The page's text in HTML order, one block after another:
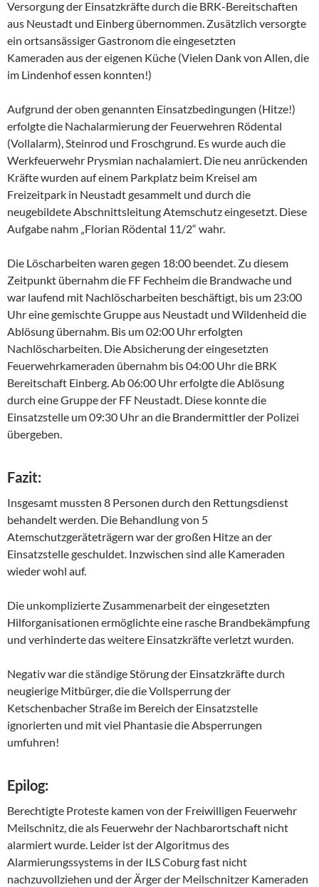
Versorgung der Einsatzkräfte durch die BRK-Bereitschaften
aus Neustadt und Einberg übernommen. Zusätzlich versorgte
ein ortsansässiger Gastronom die eingesetzten
Kameraden aus der eigenen Küche (Vielen Dank von Allen, die
im Lindenhof essen konnten!)
Aufgrund der oben genannten Einsatzbedingungen (Hitze!)
erfolgte die Nachalarmierung der Feuerwehren Rödental
(Vollalarm), Steinrod und Froschgrund. Es wurde auch die
Werkfeuerwehr Prysmian nachalamiert. Die neu anrückenden
Kräfte wurden auf einem Parkplatz beim Kreisel am
Freizeitpark in Neustadt gesammelt und durch die
neugebildete Abschnittsleitung Atemschutz eingesetzt. Diese
Aufgabe nahm „Florian Rödental 11/2“ wahr.
Die Löscharbeiten waren gegen 18:00 beendet. Zu diesem
Zeitpunkt übernahm die FF Fechheim die Brandwache und
war laufend mit Nachlöscharbeiten beschäftigt, bis um 23:00
Uhr eine gemischte Gruppe aus Neustadt und Wildenheid die
Ablösung übernahm. Bis um 02:00 Uhr erfolgten
Nachlöscharbeiten. Die Absicherung der eingesetzten
Feuerwehrkameraden übernahm bis 04:00 Uhr die BRK
Bereitschaft Einberg. Ab 06:00 Uhr erfolgte die Ablösung
durch eine Gruppe der FF Neustadt. Diese konnte die
Einsatzstelle um 09:30 Uhr an die Brandermittler der Polizei
übergeben.
Fazit:
Insgesamt mussten 8 Personen durch den Rettungsdienst
behandelt werden. Die Behandlung von 5
Atemschutzgeräteträgern war der großen Hitze an der
Einsatzstelle geschuldet. Inzwischen sind alle Kameraden
wieder wohl auf.
Die unkomplizierte Zusammenarbeit der eingesetzten
Hilforganisationen ermöglichte eine rasche Brandbekämpfung
und verhinderte das weitere Einsatzkräfte verletzt wurden.
Negativ war die ständige Störung der Einsatzkräfte durch
neugierige Mitbürger, die die Vollsperrung der
Ketschenbacher Straße im Bereich der Einsatzstelle
ignorierten und mit viel Phantasie die Absperrungen
umfuhren!
Epilog:
Berechtigte Proteste kamen von der Freiwilligen Feuerwehr
Meilschnitz, die als Feuerwehr der Nachbarortschaft nicht
alarmiert wurde. Leider ist der Algoritmus des
Alarmierungssystems in der ILS Coburg fast nicht
nachzuvollziehen und der Ärger der Meilschnitzer Kameraden